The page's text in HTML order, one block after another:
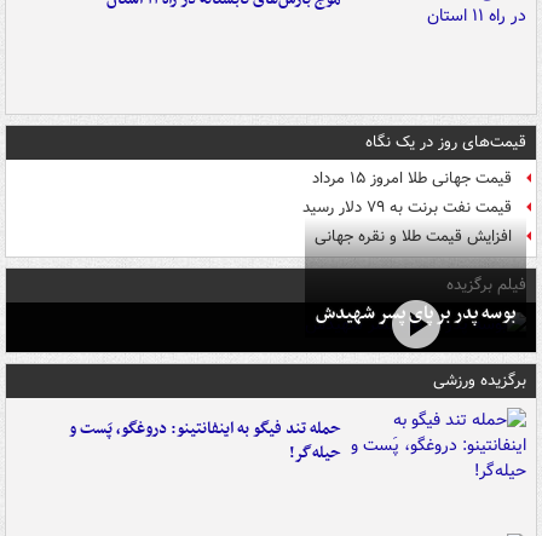
قیمت‌های روز در یک نگاه
قیمت جهانی طلا امروز ۱۵ مرداد
قیمت نفت برنت به ۷۹ دلار رسید
افزایش قیمت طلا و نقره جهانی
فیلم برگزیده
بوسه‌ پدر بر پای پسر شهیدش
برگزیده ورزشی
حمله تند فیگو به اینفانتینو: دروغگو، پَست‌ و
حیله‌گر!